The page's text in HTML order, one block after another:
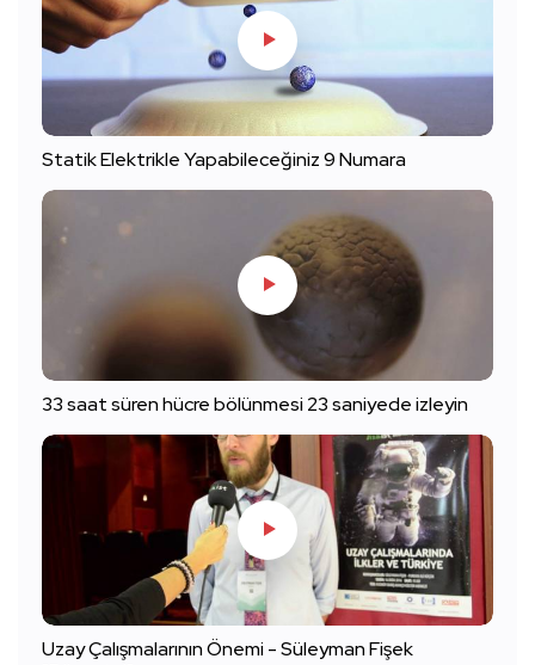
Statik Elektrikle Yapabileceğiniz 9 Numara
33 saat süren hücre bölünmesi 23 saniyede izleyin
Uzay Çalışmalarının Önemi - Süleyman Fişek